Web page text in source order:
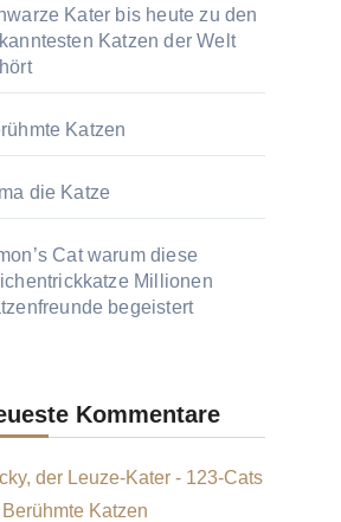
Kater bis heute zu den
Katzen der Welt
Katzen
die Katze
Cat warum diese
Millionen
begeistert
Kommentare
der Leuze-Kater - 123-Cats
Berühmte Katzen